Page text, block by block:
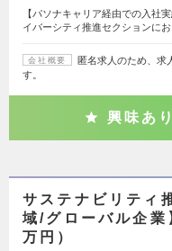
【パソナキャリア経由での入社
イバーシティ推進セクションに
会社概要
匿名求人のため、求
す。
興味あり
サステナビリティ
域/グローバル企
万円）